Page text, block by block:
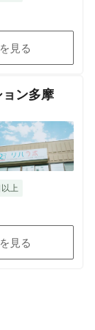
見る
ン多摩
上
見る